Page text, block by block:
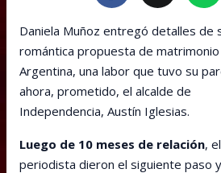
Daniela Muñoz entregó detalles de
romántica propuesta de matrimonio
Argentina, una labor que tuvo su
ahora, prometido, el alcalde de
Independencia, Austín Iglesias.
Luego de 10 meses de relación,
periodista dieron el siguiente paso y